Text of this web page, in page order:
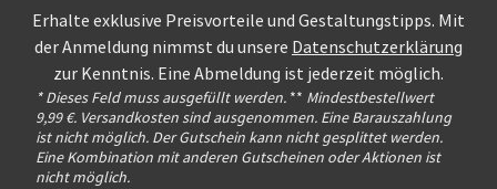
Erhalte exklusive Preisvorteile und Gestaltungstipps. Mit
der Anmeldung nimmst du unsere Datenschutzerklärung
zur Kenntnis. Eine Abmeldung ist jederzeit möglich.
* Dieses Feld muss ausgefüllt werden. ** Mindestbestellwert
9,99 €. Versandkosten sind ausgenommen. Eine Barauszahlung
ist nicht möglich. Der Gutschein kann nicht gesplittet werden.
Eine Kombination mit anderen Gutscheinen oder Aktionen ist
nicht möglich.